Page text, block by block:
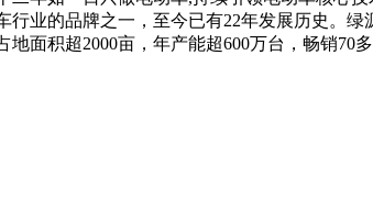
业的品牌之一，至今已有22年发展历史。
面积超2000亩，年产能超600万台，畅销70